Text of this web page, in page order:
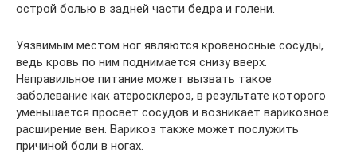
острой болью в задней части бедра и голени.
Уязвимым местом ног являются кровеносные сосуды,
ведь кровь по ним поднимается снизу вверх.
Неправильное питание может вызвать такое
заболевание как атеросклероз, в результате которого
уменьшается просвет сосудов и возникает варикозное
расширение вен. Варикоз также может послужить
причиной боли в ногах.